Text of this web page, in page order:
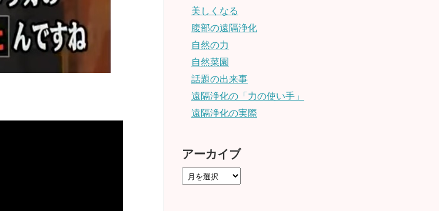
美しくなる
腹部の遠隔浄化
自然の力
自然菜園
話題の出来事
遠隔浄化の「力の使い手」
遠隔浄化の実際
アーカイブ